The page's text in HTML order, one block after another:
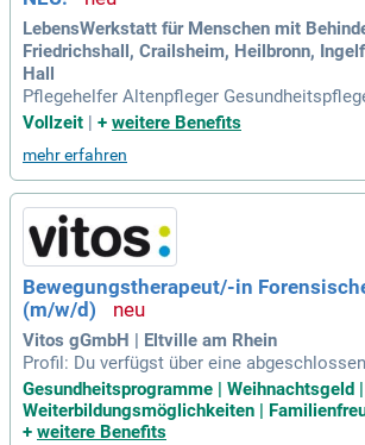
LebensWerkstatt für Menschen mit
Friedrichshall, Crailsheim, Heilbronn,
Hall
Pflegehelfer Altenpfleger
lpädagoge Heilpädagoge Ergotherapeut
begleiter Betreuungsassistent
raft Gruppenleiter Förderlehrer
Vollzeit | + weitere Benefits
mehr erfahren
Bewegungstherapeut/-in
(m/w/d)
Vitos gGmbH | Eltville am Rhein
Profil: Du verfügst über eine
ng als Sport- oder Bewegungstherapeut, als
twissenschaftler, Sportlehrer,
e vergleichbare Qualifikation; Du hast
Gesundheitsprogramme | Weihnachtsgeld |
Weiterbildungsmöglichkeiten |
+ weitere Benefits